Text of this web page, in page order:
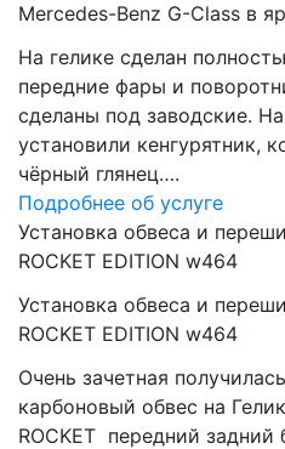
Mercedes-Benz G-Class в
На гелике сделан
передние фары и
сделаны под заводские.
установили кенгурятник,
чёрный глянец….
Подробнее об услуге
Установка обвеса и
ROCKET EDITION w464
Установка обвеса и
ROCKET EDITION w464
Очень зачетная
карбоновый обвес на
ROCKET передний